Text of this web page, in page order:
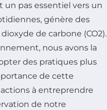
pas essentiel vers un
génère des
de carbone (CO2).
nous avons la
des pratiques plus
de cette
à entreprendre
de notre